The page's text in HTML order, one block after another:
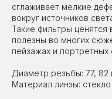
сглаживает мелкие
вокруг источников
Такие фильтры ценятся
полезны во многих
пейзажах и портретных
Диаметр резьбы: 77, 82
Материал линзы: стекло